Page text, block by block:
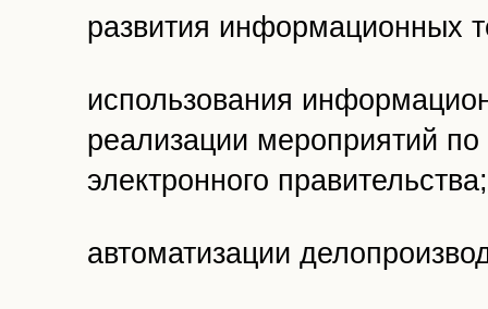
развития информационных
использования
реализации мероприятий
электронного правительства;
автоматизации